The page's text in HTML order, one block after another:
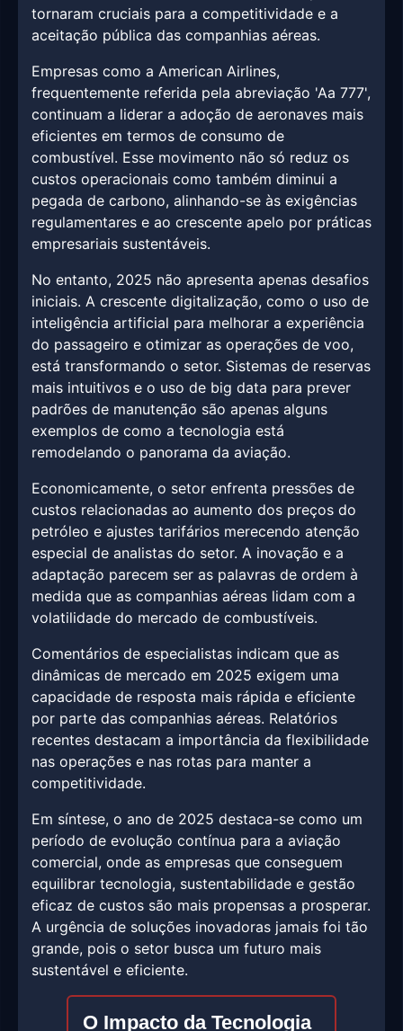
tornaram cruciais para a competitividade e a
aceitação pública das companhias aéreas.
Empresas como a American Airlines,
frequentemente referida pela abreviação 'Aa 777',
continuam a liderar a adoção de aeronaves mais
eficientes em termos de consumo de
combustível. Esse movimento não só reduz os
custos operacionais como também diminui a
pegada de carbono, alinhando-se às exigências
regulamentares e ao crescente apelo por práticas
empresariais sustentáveis.
No entanto, 2025 não apresenta apenas desafios
iniciais. A crescente digitalização, como o uso de
inteligência artificial para melhorar a experiência
do passageiro e otimizar as operações de voo,
está transformando o setor. Sistemas de reservas
mais intuitivos e o uso de big data para prever
padrões de manutenção são apenas alguns
exemplos de como a tecnologia está
remodelando o panorama da aviação.
Economicamente, o setor enfrenta pressões de
custos relacionadas ao aumento dos preços do
petróleo e ajustes tarifários merecendo atenção
especial de analistas do setor. A inovação e a
adaptação parecem ser as palavras de ordem à
medida que as companhias aéreas lidam com a
volatilidade do mercado de combustíveis.
Comentários de especialistas indicam que as
dinâmicas de mercado em 2025 exigem uma
capacidade de resposta mais rápida e eficiente
por parte das companhias aéreas. Relatórios
recentes destacam a importância da flexibilidade
nas operações e nas rotas para manter a
competitividade.
Em síntese, o ano de 2025 destaca-se como um
período de evolução contínua para a aviação
comercial, onde as empresas que conseguem
equilibrar tecnologia, sustentabilidade e gestão
eficaz de custos são mais propensas a prosperar.
A urgência de soluções inovadoras jamais foi tão
grande, pois o setor busca um futuro mais
sustentável e eficiente.
O Impacto da Tecnologia